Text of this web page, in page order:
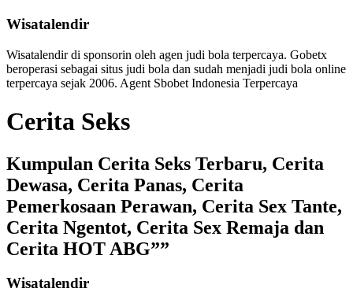
Wisatalendir
Wisatalendir di sponsorin oleh agen judi bola terpercaya. Gobetx
beroperasi sebagai situs judi bola dan sudah menjadi judi bola online
terpercaya sejak 2006. Agent Sbobet Indonesia Terpercaya
Cerita Seks
Kumpulan Cerita Seks Terbaru, Cerita
Dewasa, Cerita Panas, Cerita
Pemerkosaan Perawan, Cerita Sex Tante,
Cerita Ngentot, Cerita Sex Remaja dan
Cerita HOT ABG””
Wisatalendir